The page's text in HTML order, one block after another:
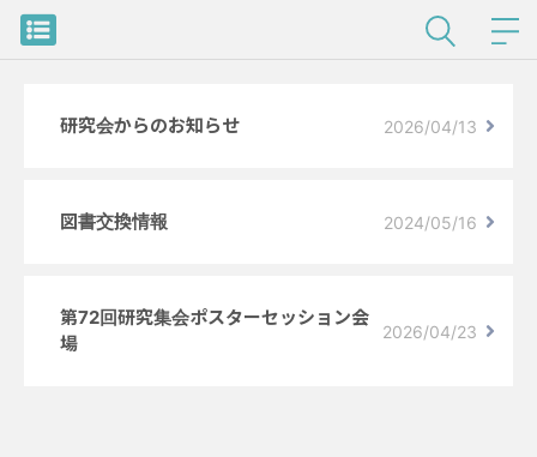
研究会からのお知らせ 2026/04/13
図書交換情報 2024/05/16
第72回研究集会ポスターセッション会
場
2026/04/23